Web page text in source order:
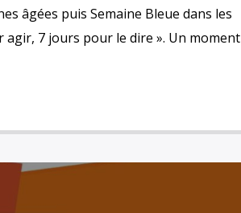
âgées puis Semaine Bleue dans les
agir, 7 jours pour le dire ». Un moment